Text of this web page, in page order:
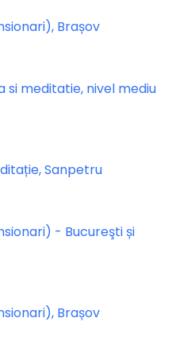
Brașov
si meditatie, nivel mediu
Sanpetru
- Bucureşti și
Brașov